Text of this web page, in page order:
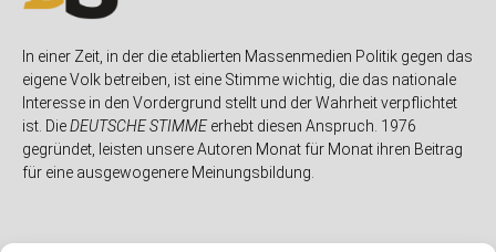
In einer Zeit, in der die etablierten Massenmedien Politik gegen das
eigene Volk betreiben, ist eine Stimme wichtig, die das nationale
Interesse in den Vordergrund stellt und der Wahrheit verpflichtet
ist. DieDEUTSCHE STIMMEerhebt diesen Anspruch. 1976
gegründet, leisten unsere Autoren Monat für Monat ihren Beitrag
für eine ausgewogenere Meinungsbildung.